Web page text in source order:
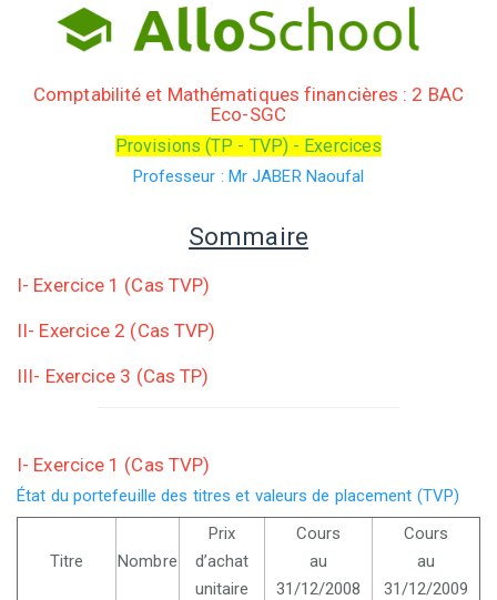
Comptabilité et Mathématiques financières : 2 BAC
Eco-SGC
Provisions (TP - TVP) - Exercices
Professeur : Mr JABER Naoufal
Sommaire
I- Exercice 1 (Cas TVP)
II- Exercice 2 (Cas TVP)
III- Exercice 3 (Cas TP)
I- Exercice 1 (Cas TVP)
État du portefeuille des titres et valeurs de placement (TVP)
Titre Nombre
Prix
d’achat
unitaire
Cours
au
31/12/2008
Cours
au
31/12/2009